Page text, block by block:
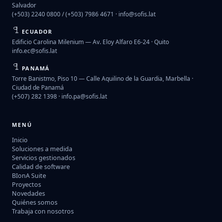
Salvador
(+503) 2240 0800 / (+503) 7986 4671 · info@sofis.lat
ECUADOR
Edificio Carolina Milenium — Av. Eloy Alfaro E6-24 · Quito
info.ec@sofis.lat
PANAMÁ
Torre Banistmo, Piso 10 — Calle Aquilino de la Guardia, Marbella ·
Ciudad de Panamá
(+507) 282 1398 · info.pa@sofis.lat
MENÚ
Inicio
Soluciones a medida
Servicios gestionados
Calidad de software
BIonA Suite
Proyectos
Novedades
Quiénes somos
Trabaja con nosotros